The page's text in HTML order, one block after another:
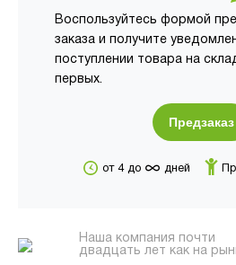
Воспользуйтесь формой
заказа и получите
поступлении товара на
первых.
Предзаказ
от 4 до ∞ дней
Наша компания почти
двадцать лет как на